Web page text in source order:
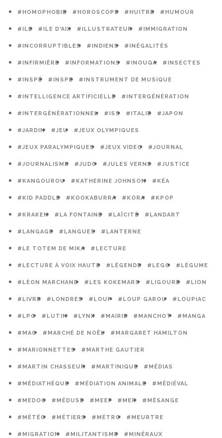
#HOMOPHOBIE #HOROSCOPE #HUITRE #HUMOUR
#ILE #ILE D'AIX #ILLUSTRATEUR #IMMIGRATION
#INCORRUPTIBLES #INDIENS #INÉGALITÉS
#INFIRMIÈRE #INFORMATIONS #INOUQA #INSECTES
#INSPÉ #INSPE #INSTRUMENT DE MUSIQUE
#INTELLIGENCE ARTIFICIELLE #INTERGÉNÉRATION
#INTERGÉNÉRATIONNEL #ISS #ITALIE #JAPON
#JARDIN #JEU #JEUX OLYMPIQUES
#JEUX PARALYMPIQUES #JEUX VIDEO #JOURNAL
#JOURNALISME #JUDO #JULES VERNE #JUSTICE
#KANGOUROU #KATHERINE JOHNSON #KÉA
#KID PADDLE #KOOKABURRA #KORA #KPOP
#KRAKEN #LA FONTAINE #LAÏCITÉ #LANDART
#LANGAGE #LANGUES #LANTERNE
#LE TOTEM DE MIKA #LECTURE
#LECTURE À VOIX HAUTE #LÉGENDE #LEGO #LÉGUME
#LÉON MARCHAND #LES KOKEMARS #LIGOURE #LION
#LIVRE #LONDRES #LOUP #LOUP GAROU #LOUPIAC
#LPO #LUTIN #LYNX #MAIRIE #MANCHOT #MANGA
#MAO #MARCHÉ DE NOËL #MARGARET HAMILTON
#MARIONNETTES #MARTHE GAUTIER
#MARTIN CHASSEUR #MARTINIQUE #MÉDIAS
#MÉDIATHÈQUE #MÉDIATION ANIMALE #MÉDIÉVAL
#MEDOC #MÉDUSE #MEEF #MER #MÉSANGE
#MÉTÉO #MÉTIERS #MÉTRO #MEURTRE
#MIGRATION #MILITANTISME #MINÉRAUX